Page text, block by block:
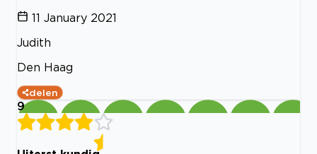
11 January 2021
Judith
Den Haag
delen
9